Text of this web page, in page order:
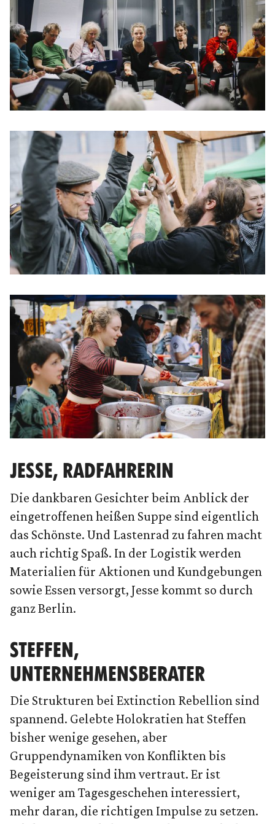
JESSE, RADFAHRERIN
Die dankbaren Gesichter beim Anblick der
eingetroffenen heißen Suppe sind eigentlich
das Schönste. Und Lastenrad zu fahren macht
auch richtig Spaß. In der Logistik werden
Materialien für Aktionen und Kundgebungen
sowie Essen versorgt, Jesse kommt so durch
ganz Berlin.
STEFFEN,
UNTERNEHMENSBERATER
Die Strukturen bei Extinction Rebellion sind
spannend. Gelebte Holokratien hat Steffen
bisher wenige gesehen, aber
Gruppendynamiken von Konflikten bis
Begeisterung sind ihm vertraut. Er ist
weniger am Tagesgeschehen interessiert,
mehr daran, die richtigen Impulse zu setzen.